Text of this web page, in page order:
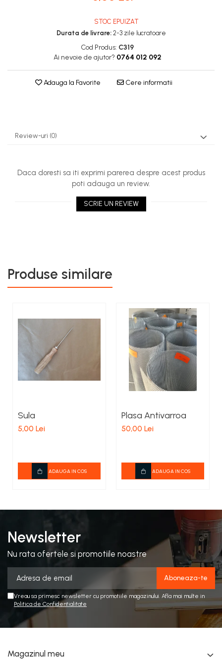
Vopsea/intretinere stupiSTOC EPUIZAT
Durata de livrare:2-3 zile lucratoare
Cod Produs: C319
Ai nevoie de ajutor? 0764 012 092
Adauga la Favorite Cere informatii
Review-uri (0)
Daca doresti sa iti exprimi parerea despre acest produs
poti adauga un review.
SCRIE UN REVIEW
Produse similare
Sula
5,00 Lei
ADAUGA IN COS
Plasa Antivarroa
50,00 Lei
ADAUGA IN COS
Newsletter
Nu rata ofertele si promotiile noastre
Vreau sa primesc newsletter cu promotiile magazinului. Afla mai multe in
Politica de Confidentialitate
Magazinul meu